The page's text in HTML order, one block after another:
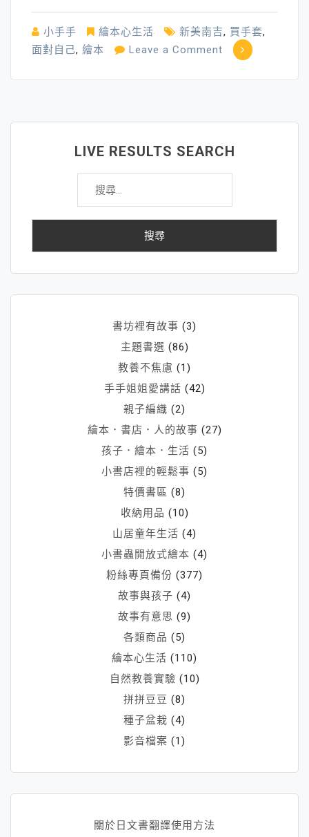
小手手 繪本心生活 新美南吉, 買手套,
面對自己, 繪本 Leave a Comment on
媽
LIVE RESULTS SEARCH
搜
關
書坊裡有故事 (3)
主題書選 (86)
教養不焦慮 (1)
手手姐姐愛講話 (42)
親子編織 (2)
繪本．書店．人的故事 (27)
孩子．繪本．生活 (5)
小書店裡的輕鬆事 (5)
特價書區 (8)
收納用品 (10)
山居童年生活 (4)
小書蟲開放式繪本 (4)
粉絲專頁備份 (377)
故事與孩子 (4)
故事有意思 (9)
各類商品 (5)
繪本心生活 (110)
自然教養實驗 (10)
拼拼豆豆 (8)
種子盆栽 (4)
影音檔案 (1)
關於日文書翻譯使用方法